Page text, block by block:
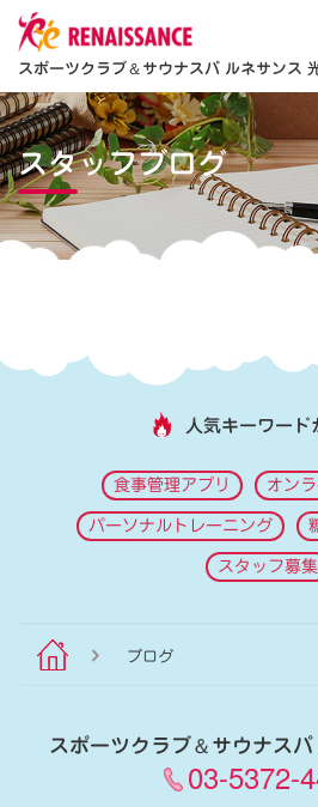
スポーツクラブ＆サウナスパ ルネサンス
スタッフブログ
人気キーワード
食事管理アプリ オン
パーソナルトレーニング
スタッフ募集
ブログ
スポーツクラブ＆サウナス
03-5372-